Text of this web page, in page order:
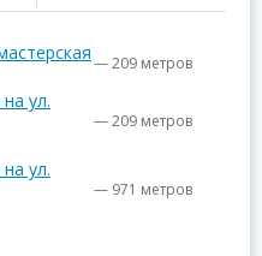
— 209 метров
ул.
— 209 метров
ул.
— 971 метров